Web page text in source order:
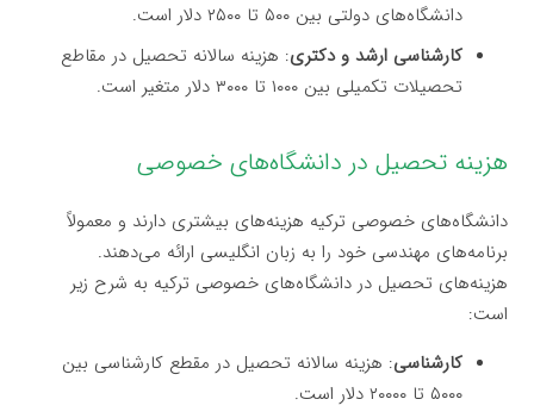
دانشگاه‌های دولتی بین ۵۰۰ تا ۲۵۰۰ دلار است.
کارشناسی ارشد و دکتری: هزینه سالانه تحصیل در مقاطع
تحصیلات تکمیلی بین ۱۰۰۰ تا ۳۰۰۰ دلار متغیر است.
هزینه تحصیل در دانشگاه‌های خصوصی
دانشگاه‌های خصوصی ترکیه هزینه‌های بیشتری دارند و معمولاً
برنامه‌های مهندسی خود را به زبان انگلیسی ارائه می‌دهند.
هزینه‌های تحصیل در دانشگاه‌های خصوصی ترکیه به شرح زیر
است:
کارشناسی: هزینه سالانه تحصیل در مقطع کارشناسی بین
۵۰۰۰ تا ۲۰۰۰۰ دلار است.